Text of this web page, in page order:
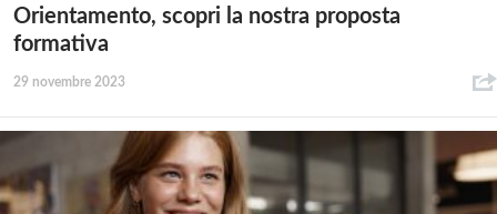
Orientamento, scopri la nostra proposta
formativa
29 novembre 2023